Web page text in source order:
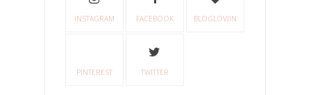
INSTAGRAM FACEBOOK BLOGLOVIIN
PINTEREST TWITTER